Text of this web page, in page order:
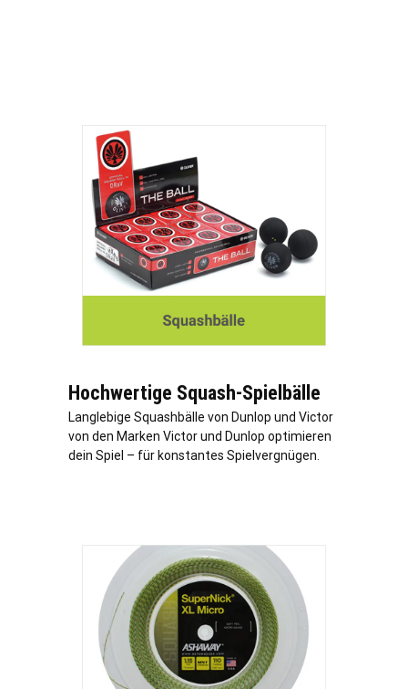
Hochwertige Squash-Spielbälle
Langlebige Squashbälle von Dunlop und Victor
von den Marken Victor und Dunlop optimieren
dein Spiel – für konstantes Spielvergnügen.